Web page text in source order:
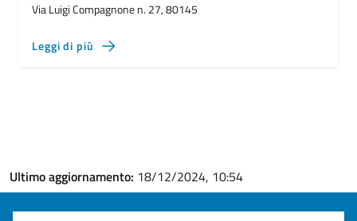
Via Luigi Compagnone n. 27, 80145
Leggi di più
Ultimo aggiornamento: 18/12/2024, 10:54